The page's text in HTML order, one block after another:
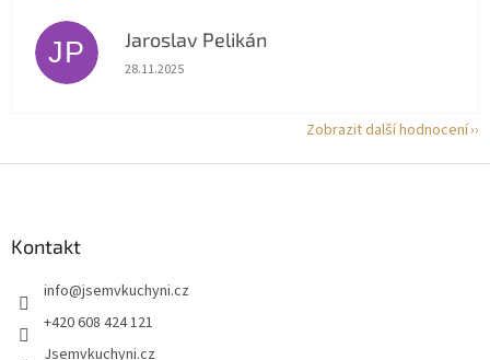
JP Jaroslav Pelikán
Hodnocení obchodu je 5 z 5 hvězdiček.
28.11.2025
Zobrazit další hodnocení
Kontakt
info@jsemvkuchyni.cz
+420 608 424 121
Jsemvkuchyni.cz